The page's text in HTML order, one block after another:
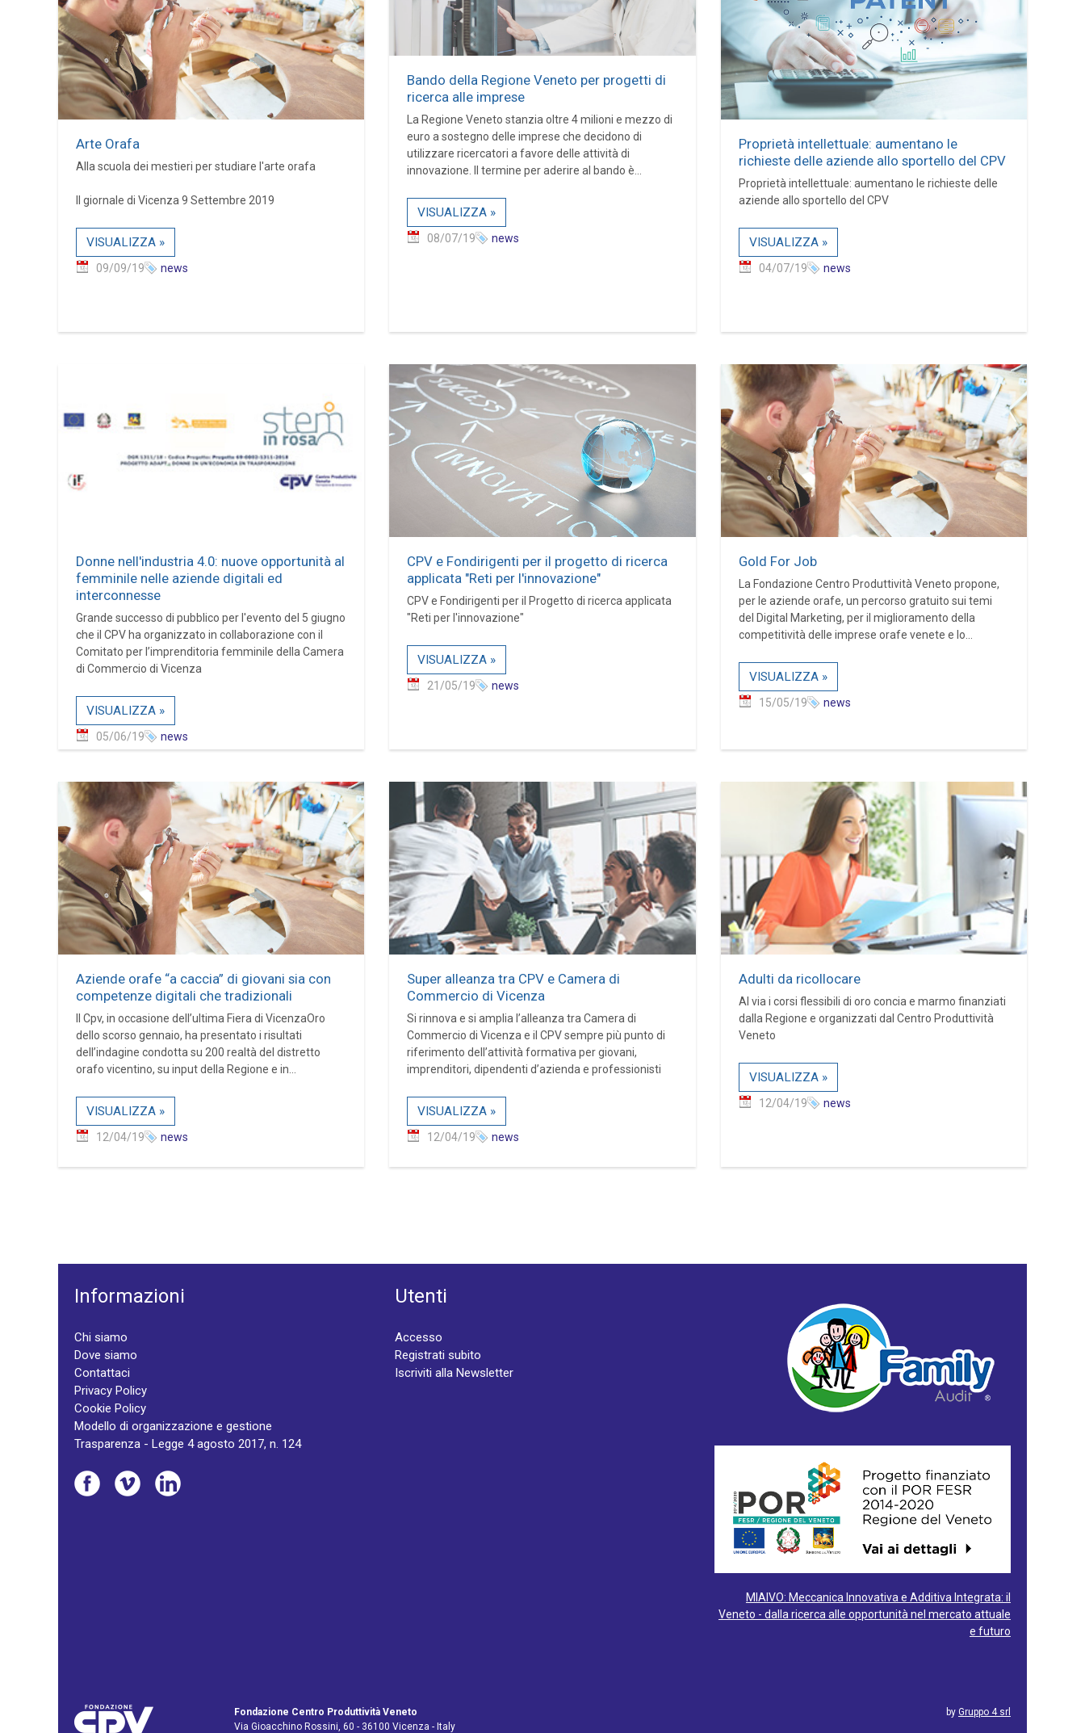
Arte Orafa
Alla scuola dei mestieri per studiare l'arte orafa
Il giornale di Vicenza 9 Settembre 2019
VISUALIZZA »
09/09/19 news
Bando della Regione Veneto per progetti di
ricerca alle imprese
La Regione Veneto stanzia oltre 4 milioni e mezzo di
euro a sostegno delle imprese che decidono di
utilizzare ricercatori a favore delle attività di
innovazione. Il termine per aderire al bando è...
VISUALIZZA »
08/07/19 news
Proprietà intellettuale: aumentano le
richieste delle aziende allo sportello del CPV
Proprietà intellettuale: aumentano le richieste delle
aziende allo sportello del CPV
VISUALIZZA »
04/07/19 news
Donne nell'industria 4.0: nuove opportunità al
femminile nelle aziende digitali ed
interconnesse
Grande successo di pubblico per l'evento del 5 giugno
che il CPV ha organizzato in collaborazione con il
Comitato per l’imprenditoria femminile della Camera
di Commercio di Vicenza
VISUALIZZA »
05/06/19 news
CPV e Fondirigenti per il progetto di ricerca
applicata "Reti per l'innovazione"
CPV e Fondirigenti per il Progetto di ricerca applicata
"Reti per l'innovazione"
VISUALIZZA »
21/05/19 news
Gold For Job
La Fondazione Centro Produttività Veneto propone,
per le aziende orafe, un percorso gratuito sui temi
del Digital Marketing, per il miglioramento della
competitività delle imprese orafe venete e lo...
VISUALIZZA »
15/05/19 news
Aziende orafe “a caccia” di giovani sia con
competenze digitali che tradizionali
Il Cpv, in occasione dell’ultima Fiera di VicenzaOro
dello scorso gennaio, ha presentato i risultati
dell’indagine condotta su 200 realtà del distretto
orafo vicentino, su input della Regione e in...
VISUALIZZA »
12/04/19 news
Super alleanza tra CPV e Camera di
Commercio di Vicenza
Si rinnova e si amplia l’alleanza tra Camera di
Commercio di Vicenza e il CPV sempre più punto di
riferimento dell’attività formativa per giovani,
imprenditori, dipendenti d’azienda e professionisti
VISUALIZZA »
12/04/19 news
Adulti da ricollocare
Al via i corsi flessibili di oro concia e marmo finanziati
dalla Regione e organizzati dal Centro Produttività
Veneto
VISUALIZZA »
12/04/19 news
Informazioni
Chi siamo
Dove siamo
Contattaci
Privacy Policy
Cookie Policy
Modello di organizzazione e gestione
Trasparenza - Legge 4 agosto 2017, n. 124
Utenti
Accesso
Registrati subito
Iscriviti alla Newsletter
MIAIVO: Meccanica Innovativa e Additiva Integrata: il
Veneto - dalla ricerca alle opportunità nel mercato attuale
e futuro
Fondazione Centro Produttività Veneto
Via Gioacchino Rossini, 60 - 36100 Vicenza - Italy
by Gruppo 4 srl